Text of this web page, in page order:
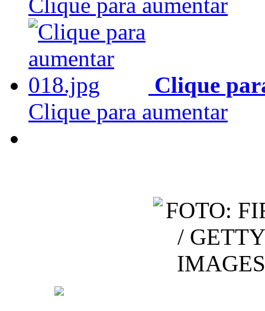
Clique
Clique para aumentar